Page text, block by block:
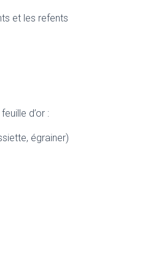
et les refents
d’or :
égrainer)